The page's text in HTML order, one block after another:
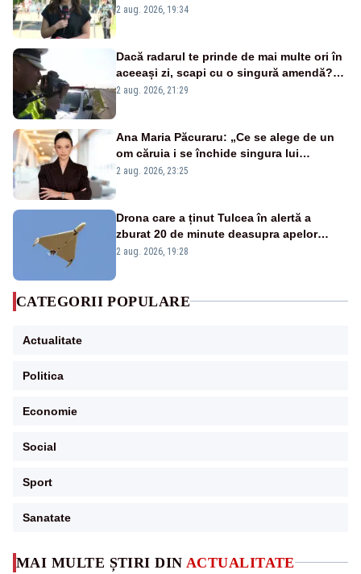
MAI MULTE ȘTIRI DIN ACTUALITATE
energetică
2 aug. 2026, 19:34
Dacă radarul te prinde de mai multe ori în
aceeași zi, scapi cu o singură amendă?
Ce spune legea
2 aug. 2026, 21:29
Ana Maria Păcuraru: „Ce se alege de un
om căruia i se închide singura lui
portiță?”
2 aug. 2026, 23:25
Drona care a ținut Tulcea în alertă a
zburat 20 de minute deasupra apelor
României. Au fost ridicate două F-16
2 aug. 2026, 19:28
CATEGORII POPULARE
Actualitate
Politica
Economie
Social
Sport
Sanatate